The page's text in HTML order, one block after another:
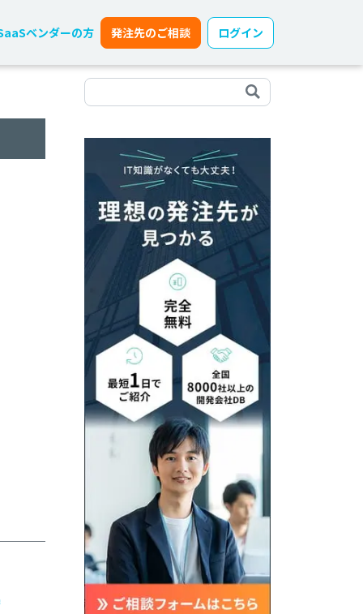
ベンダーの方 発注先のご相談 ログイン